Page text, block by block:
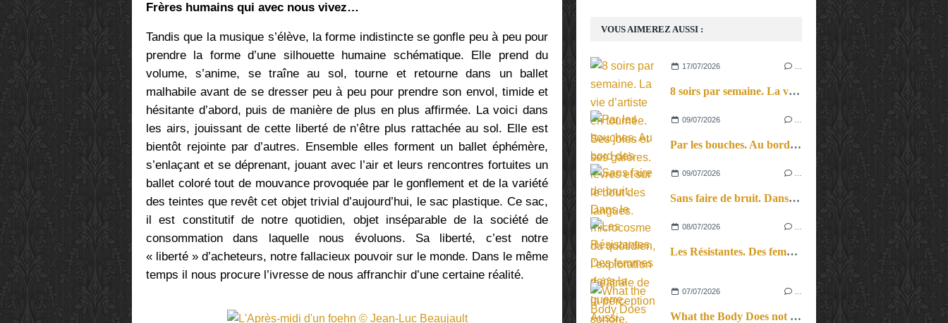
Frères humains qui avec nous vivez…
Tandis que la musique s’élève, la forme indistincte se gonfle peu à peu pour
prendre la forme d’une silhouette humaine schématique. Elle prend du
volume, s’anime, se traîne au sol, tourne et retourne dans un ballet
malhabile avant de se dresser peu à peu pour prendre son envol, timide et
hésitante d’abord, puis de manière de plus en plus affirmée. La voici dans
les airs, jouissant de cette liberté de n’être plus rattachée au sol. Elle est
bientôt rejointe par d’autres. Ensemble elles forment un ballet éphémère,
s’enlaçant et se déprenant, jouant avec l’air et leurs rencontres fortuites un
ballet coloré tout de mouvance provoquée par le gonflement et de la variété
des teintes que revêt cet objet trivial d’aujourd’hui, le sac plastique. Ce sac,
il est constitutif de notre quotidien, objet inséparable de la société de
consommation dans laquelle nous évoluons. Sa liberté, c’est notre
« liberté » d’acheteurs, notre fallacieux pouvoir sur le monde. Dans le même
temps il nous procure l’ivresse de nous affranchir d’une certaine réalité.
VOUS AIMEREZ AUSSI :
17/07/2026
8 soirs par semaine. La vie d’artiste en tournée. Ses joies et ses galères.
09/07/2026
Par les bouches. Au bord des lèvres et sur le bout des langues.
09/07/2026
Sans faire de bruit. Dans le microcosme du quotidien, l’exploration théâtrale de la perception sonore.
08/07/2026
Les Résistantes. Des femmes dans la guerre. Aussi.
07/07/2026
What the Body Does not Remember (Revival). Une reprise en force et en beauté